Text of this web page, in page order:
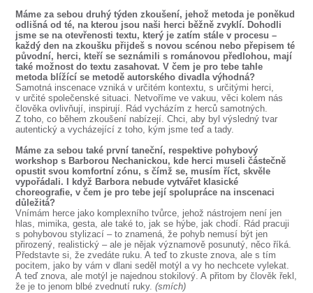
Máme za sebou druhý týden zkoušení, jehož metoda je poněkud
odlišná od té, na kterou jsou naši herci běžně zvyklí. Dohodli
jsme se na otevřenosti textu, který je zatím stále v procesu –
každý den na zkoušku přijdeš s novou scénou nebo přepisem té
původní, herci, kteří se seznámili s románovou předlohou, mají
také možnost do textu zasahovat. V čem je pro tebe tahle
metoda blížící se metodě autorského divadla výhodná?
Samotná inscenace vzniká v určitém kontextu, s určitými herci,
v určité společenské situaci. Netvoříme ve vakuu, věci kolem nás
člověka ovlivňují, inspirují. Rád vycházím z herců samotných.
Z toho, co během zkoušení nabízejí. Chci, aby byl výsledný tvar
autentický a vycházející z toho, kým jsme teď a tady.
Máme za sebou také první taneční, respektive pohybový
workshop s Barborou Nechanickou, kde herci museli částečně
opustit svou komfortní zónu, s čímž se, musím říct, skvěle
vypořádali. I když Barbora nebude vytvářet klasické
choreografie, v čem je pro tebe její spolupráce na inscenaci
důležitá?
Vnímám herce jako komplexního tvůrce, jehož nástrojem není jen
hlas, mimika, gesta, ale také to, jak se hýbe, jak chodí. Rád pracuji
s pohybovou stylizací – to znamená, že pohyb nemusí být jen
přirozený, realistický – ale je nějak významově posunutý, něco říká.
Představte si, že zvedáte ruku. A teď to zkuste znova, ale s tím
pocitem, jako by vám v dlani seděl motýl a vy ho nechcete vylekat.
A teď znova, ale motýl je najednou stokilový. A přitom by člověk řekl,
že je to jenom blbé zvednutí ruky.(smích)